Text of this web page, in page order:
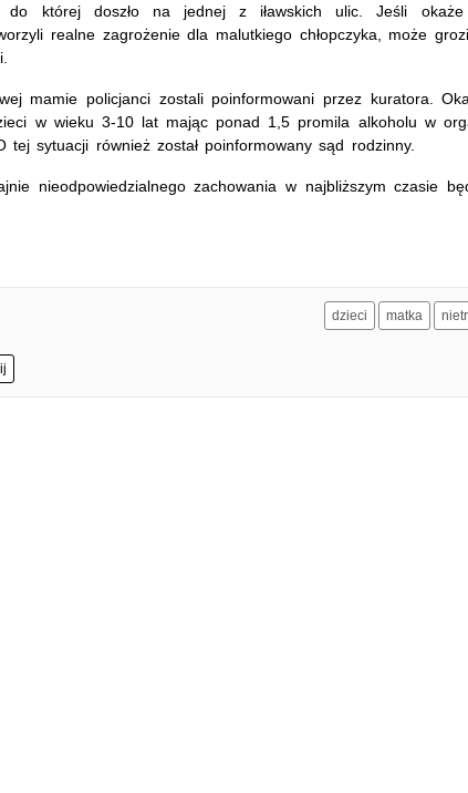
do której doszło na jednej z iławskich ulic. Jeśli
realne zagrożenie dla malutkiego chłopczyka, może
mamie policjanci zostali poinformowani przez kuratora.
w wieku 3-10 lat mając ponad 1,5 promila alkoholu w
tej sytuacji również został poinformowany sąd rodzinny.
nieodpowiedzialnego zachowania w najbliższym czasie
dzieci matka